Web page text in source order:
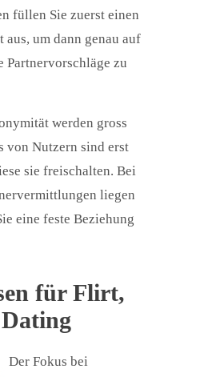
füllen Sie zuerst einen
aus, um dann genau auf
Partnervorschläge zu
werden gross
von Nutzern sind erst
sie freischalten. Bei
liegen
eine feste Beziehung
für Flirt,
Der Fokus bei